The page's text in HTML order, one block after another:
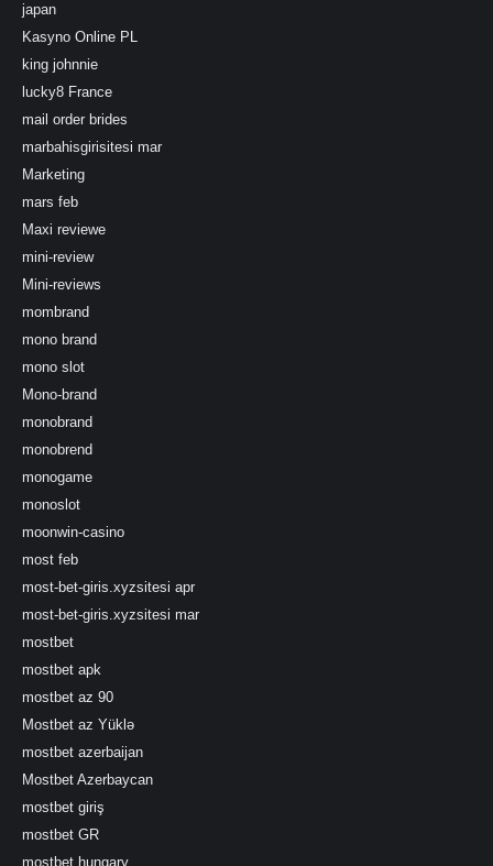
japan
Kasyno Online PL
king johnnie
lucky8 France
mail order brides
marbahisgirisitesi mar
Marketing
mars feb
Maxi reviewe
mini-review
Mini-reviews
mombrand
mono brand
mono slot
Mono-brand
monobrand
monobrend
monogame
monoslot
moonwin-casino
most feb
most-bet-giris.xyzsitesi apr
most-bet-giris.xyzsitesi mar
mostbet
mostbet apk
mostbet az 90
Mostbet az Yüklə
mostbet azerbaijan
Mostbet Azerbaycan
mostbet giriş
mostbet GR
mostbet hungary